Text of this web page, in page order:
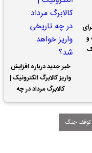
و
خبر جدید درباره افزایش
واریز کالابرگ الکترونیک |
کالابرگ مرداد در چه
تاریخی واریز خواهد شد؟
توقف جنگ